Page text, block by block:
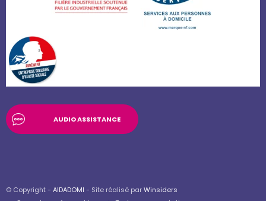
AUDIO ASSISTANCE
© Copyright - AIDADOMI - Site réalisé parWinsiders